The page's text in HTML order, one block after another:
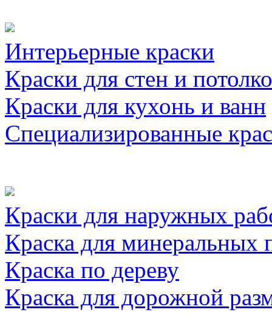
Интерьерные краски
Краски для стен и
Краски для кухонь и ванн
Специализированные
Краски для наружных
Краска для минеральных
Краска по дереву
Краска для дорожной